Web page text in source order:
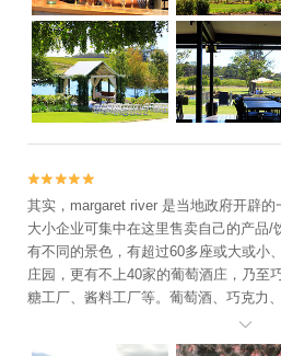
酒，大部分酒庄也提供餐饮服务，不辜
看着这样的风景用美好的心情把它们都
pe Leeuwin已经很近了，那里是澳洲大
的时候，内心都会有一种莫名的温暖。
，给远航的人们指引着回家的方向，它
些孤独的航行者最温暖的陪伴。 这里也
线。大海是联通的，而我们却赋予了它
岸线非常美，开一段距离就会看见不一
一段路就找一个沙滩或海边休息一下，
特河 距离 珀斯 有三个小时左右的车程
的，两天一夜可以说是比较舒适的行程
交通并不是很发达，但因为品酒是来这
驾，包车或许是来这里最理想的方式了。


其实，margaret river 是当地政府开辟的
大小企业可集中在这里售卖自己的产品/
有不同的景色，有超过60多座或大或小
庄园，更有不上40家的葡萄酒庄，乃至
糖工厂、酱料工厂等。葡萄酒、巧克力
费品尝，喜欢在购买。建议花上5小时
